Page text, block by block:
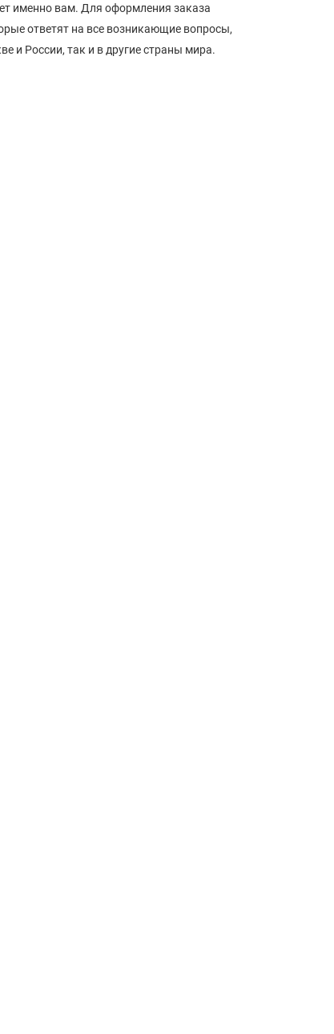
именно вам. Для оформления заказа
ответят на все возникающие вопросы,
и России, так и в другие страны мира.